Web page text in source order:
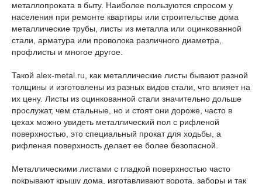
металлопроката в быту. Наиболее пользуются спросом у
населения при ремонте квартиры или строительстве дома
металлические трубы, листы из металла или оцинкованной
стали, арматура или проволока различного диаметра,
профлисты и многое другое.
Такой alex-metal.ru , как металлические листы бывают разной
толщины и изготовлены из разных видов стали, что влияет на
их цену. Листы из оцинкованной стали значительно дольше
прослужат, чем стальные, но и стоят они дороже, часто в
цехах можно увидеть металлический пол с рифленой
поверхностью, это специальный прокат для ходьбы, а
рифленая поверхность делает ее более безопасной.
Металлическими листами с гладкой поверхностью часто
покрывают крышу дома, изготавливают ворота, заборы и так